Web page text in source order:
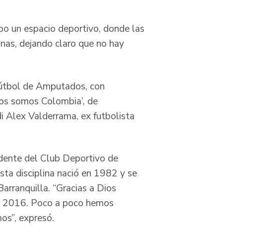
un espacio deportivo, donde las
dejando claro que no hay
de Amputados, con
somos Colombia’, de
Alex Valderrama, ex futbolista
del Club Deportivo de
disciplina nació en 1982 y se
“Gracias a Dios
Poco a poco hemos
expresó.